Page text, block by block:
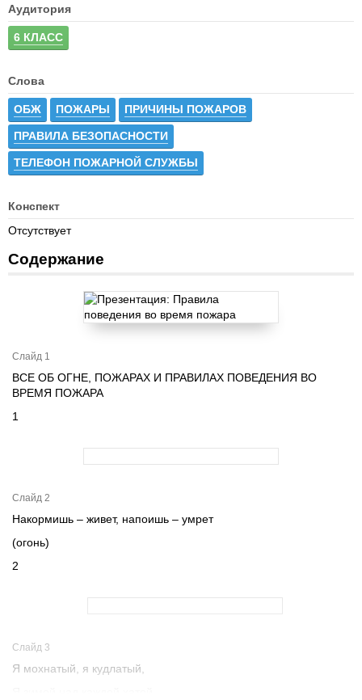
Аудитория
6 КЛАСС
Слова
ОБЖ ПОЖАРЫ ПРИЧИНЫ ПОЖАРОВ
ПРАВИЛА БЕЗОПАСНОСТИ
ТЕЛЕФОН ПОЖАРНОЙ СЛУЖБЫ
Конспект
Отсутствует
Содержание
Слайд 1
ВСЕ ОБ ОГНЕ, ПОЖАРАХ И ПРАВИЛАХ ПОВЕДЕНИЯ ВО
ВРЕМЯ ПОЖАРА
1
Слайд 2
Накормишь – живет, напоишь – умрет
(огонь)
2
Слайд 3
Я мохнатый, я кудлатый,